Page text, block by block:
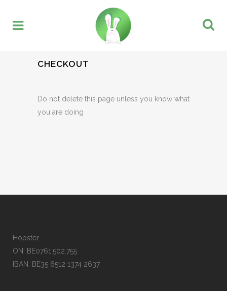
CHECKOUT
Do not delete this page unless you know what
you are doing
Hopster
ON: BE0761.502.755
IBAN: BE35 6512 1374 2637